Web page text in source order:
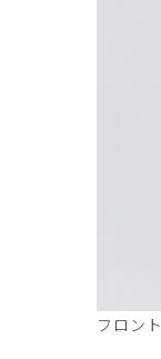
フロント